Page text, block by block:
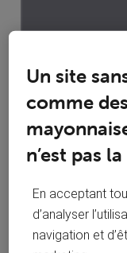
Statistiques
0
Mentions J'aime reçues
Solutions acceptées
Un site
comme
n’est pas
En acceptant
d’analyser
navigation et